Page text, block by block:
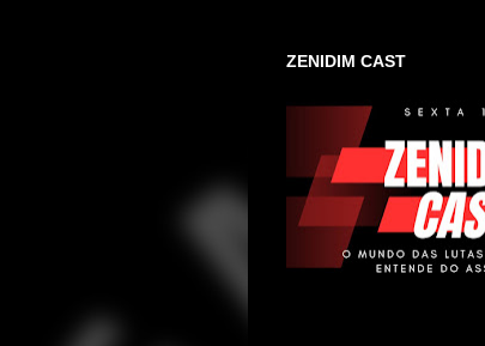
ZENIDIM CAST